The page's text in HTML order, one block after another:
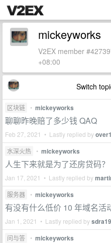
mickeyworks
V2EX member
+08:00
Switch
区块链 • mickeyworks
聊聊昨晚赔了多少钱 QAQ
Feb 27, 2021 • Lastly replied by
水深火热 • mickeyworks
人生下来就是为了还房贷码？
Jan 17, 2021 • Lastly replied by
服务器 • mickeyworks
有没有什么低价 10 年域名活
Jan 1, 2021 • Lastly replied by
问与答 • mickeyworks